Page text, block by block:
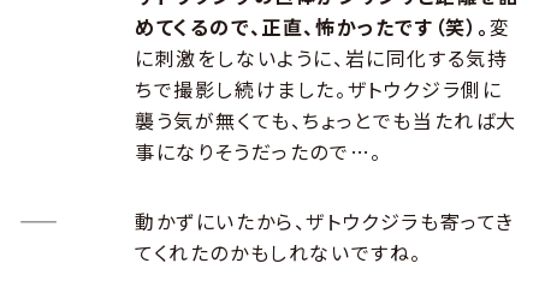
めてくるので、正直、怖かったです（笑）。変
に刺激をしないように、岩に同化する気持
ちで撮影し続けました。ザトウクジラ側に
襲う気が無くても、ちょっとでも当たれば大
事になりそうだったので…。
――
動かずにいたから、ザトウクジラも寄ってき
てくれたのかもしれないですね。